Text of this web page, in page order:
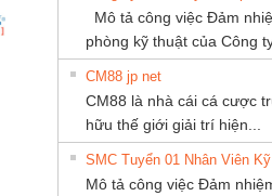
24DC/FSP/2X1/1X2
Bộ giám sát chuỗi
tấm pin
TRANSCLINIC 16I+
1K5 H (2502520000)
điện
BKE 1K5.4
Công ty TNHH
Thương Mại SX Ba
DỊCH VỤ
THUẬT
GIA
Mô tả công việc Đảm
phòng kỹ thuật của Công
CM88 jp net
CM88 là nhà cái cá cược
hữu thế giới giải trí hiện...
SMC Tuyển 01 Nhân Viên
Mô tả công việc Đảm